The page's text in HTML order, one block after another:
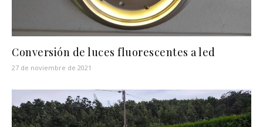
Conversión de luces fluorescentes a led
27 de noviembre de 2021